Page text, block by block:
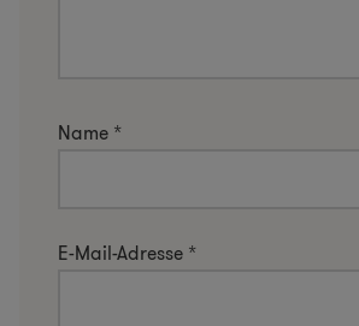
Name *
E-Mail-Adresse *